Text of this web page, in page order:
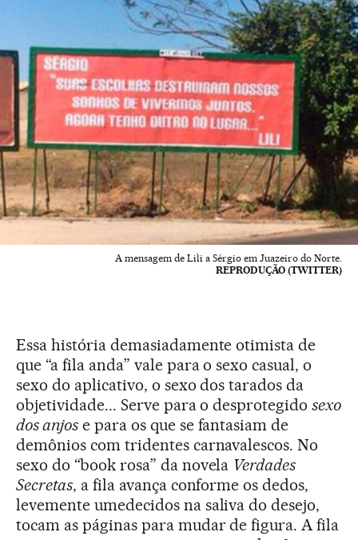
A mensagem de Lili a Sérgio em Juazeiro do Norte.
REPRODUÇÃO (TWITTER)
Essa história demasiadamente otimista de
que “a fila anda” vale para o sexo casual, o
sexo do aplicativo, o sexo dos tarados da
objetividade... Serve para o desprotegidosexo
dos anjose para os que se fantasiam de
demônios com tridentes carnavalescos. No
sexo do “book rosa” da novela Verdades
Secretas, a fila avança conforme os dedos,
levemente umedecidos na saliva do desejo,
tocam as páginas para mudar de figura. A fila